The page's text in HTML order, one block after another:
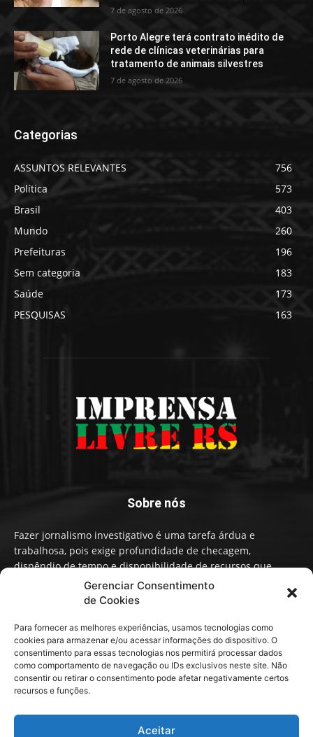
Gerenciar Consentimento
de Cookies
Para fornecer as melhores experiências, usamos tecnologias como
cookies para armazenar e/ou acessar informações do dispositivo. O
consentimento para essas tecnologias nos permitirá processar dados
como comportamento de navegação ou IDs exclusivos neste site. Não
consentir ou retirar o consentimento pode afetar negativamente certos
recursos e funções.
Aceitar
7 de agosto de 2026
Porto Alegre terá contrato inédito de
rede de clínicas veterinárias para
tratamento de animais silvestres
7 de agosto de 2026
Categorias
ASSUNTOS RELEVANTES
756
Política
573
Brasil
403
Mundo
260
Prefeituras
196
Sem categoria
183
Saúde
173
PESQUISAS
163
Sobre nós
Fazer jornalismo investigativo é uma tarefa árdua e
trabalhosa, pois exige profundidade de checagem,
dispêndio de tempo e disponibilidade de recursos que
influenciam na qualidade de informação e conteúdo. A
Imprensa Livre RS faz um Jornalismo independente,
Contato:contato@imprensalivrers.com.br